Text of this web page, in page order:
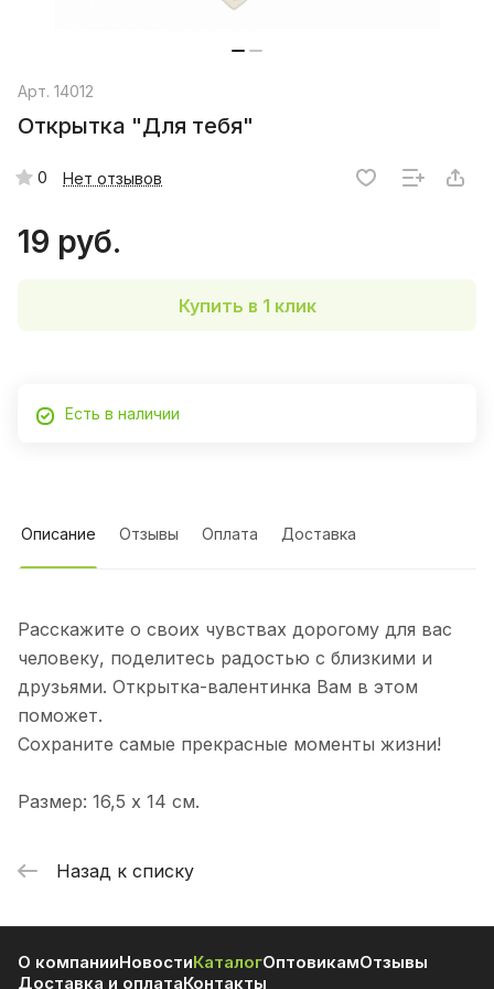
Арт. 14012
Открытка "Для тебя"
0 Нет отзывов
19 руб.
Купить в 1 клик
Есть в наличии
Описание Отзывы Оплата Доставка
Расскажите о своих чувствах дорогому для вас
человеку, поделитесь радостью с близкими и
друзьями. Открытка-валентинка Вам в этом
поможет.
Сохраните самые прекрасные моменты жизни!
Размер: 16,5 х 14 см.
Назад к списку
О компанииНовостиКаталогОптовикамОтзывы
Доставка и оплатаКонтакты